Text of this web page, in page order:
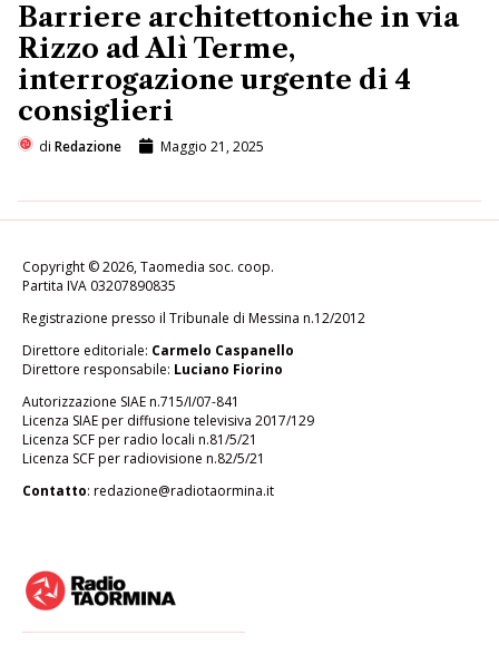
Barriere architettoniche in via
Rizzo ad Alì Terme,
interrogazione urgente di 4
consiglieri
di Redazione Maggio 21, 2025
Copyright © 2026, Taomedia soc. coop.
Partita IVA 03207890835
Registrazione presso il Tribunale di Messina n.12/2012
Direttore editoriale: Carmelo Caspanello
Direttore responsabile: Luciano Fiorino
Autorizzazione SIAE n.715/I/07-841
Licenza SIAE per diffusione televisiva 2017/129
Licenza SCF per radio locali n.81/5/21
Licenza SCF per radiovisione n.82/5/21
Contatto: redazione@radiotaormina.it